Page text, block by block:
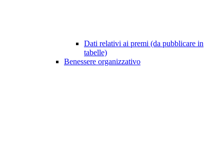
Dati relativi ai premi (da pubblicare in
tabelle)
Benessere organizzativo